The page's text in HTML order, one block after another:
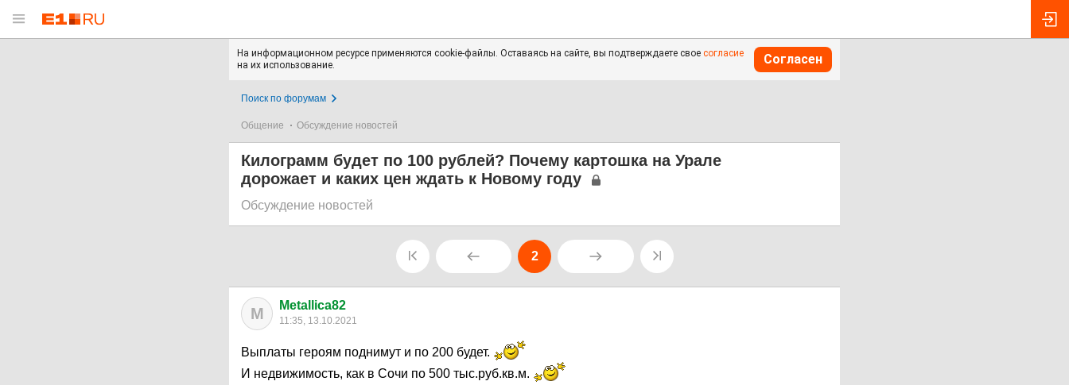
На информационном ресурсе применяются cookie-файлы. Оставаясь на сайте, вы подтверждаете свое согласие
на их использование.
Согласен
Поиск по форумам
Общение Обсуждение новостей
Килограмм будет по 100 рублей? Почему картошка на Урале
дорожает и каких цен ждать к Новому году
Обсуждение новостей
2
M Metallica82
11:35, 13.10.2021
Выплаты героям поднимут и по 200 будет.
И недвижимость, как в Сочи по 500 тыс.руб.кв.м.